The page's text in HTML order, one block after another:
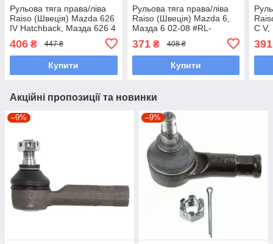
Рульова тяга права/ліва
Raiso (Швеція) Mazda 626
IV Hatchback, Мазда 626 4
UAHPUDU7
406 ₴ 447 ₴
Купити
Рульова тяга права/ліва
Raiso (Швеція) Mazda 6,
Мазда 6 02-08 #RL-
371₴ 408 ₴
Купити
C
391
Акційні пропозиції та новинки
–9% –9%